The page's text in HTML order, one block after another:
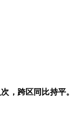
，跨区同比持平。